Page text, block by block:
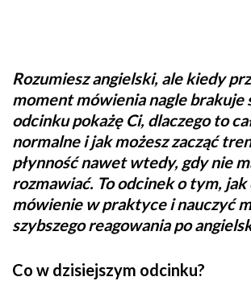
Rozumiesz angielski, ale kiedy
moment mówienia nagle brakuje
odcinku pokażę Ci, dlaczego to
normalne i jak możesz zacząć
płynność nawet wtedy, gdy nie
rozmawiać. To odcinek o tym,
mówienie w praktyce i nauczyć
szybszego reagowania po
Co w dzisiejszym odcinku?